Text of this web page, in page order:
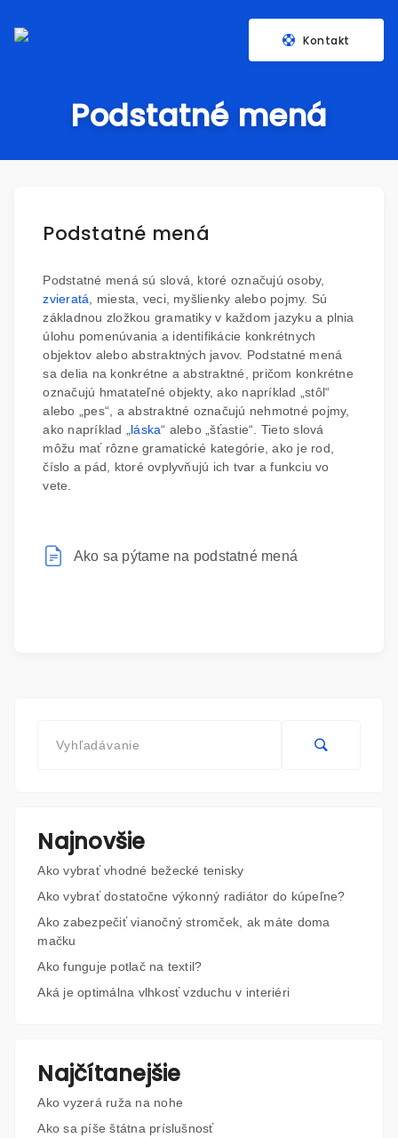
Kontakt
Podstatné mená
Podstatné mená
Podstatné mená sú slová, ktoré označujú osoby,
zvieratá , miesta, veci, myšlienky alebo pojmy. Sú
základnou zložkou gramatiky v každom jazyku a plnia
úlohu pomenúvania a identifikácie konkrétnych
objektov alebo abstraktných javov. Podstatné mená
sa delia na konkrétne a abstraktné, pričom konkrétne
označujú hmatateľné objekty, ako napríklad „stôl“
alebo „pes“, a abstraktné označujú nehmotné pojmy,
ako napríklad „ láska“ alebo „šťastie“. Tieto slová
môžu mať rôzne gramatické kategórie, ako je rod,
číslo a pád, ktoré ovplyvňujú ich tvar a funkciu vo
vete.
Ako sa pýtame na podstatné mená
Najnovšie
Ako vybrať vhodné bežecké tenisky
Ako vybrať dostatočne výkonný radiátor do kúpeľne?
Ako zabezpečiť vianočný stromček, ak máte doma
mačku
Ako funguje potlač na textil?
Aká je optimálna vlhkosť vzduchu v interiéri
Najčítanejšie
Ako vyzerá ruža na nohe
Ako sa píše štátna príslušnosť